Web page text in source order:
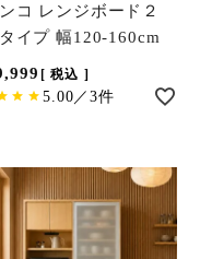
コ レンジボード２
イプ 幅120-160cm
税込
5.00／3件